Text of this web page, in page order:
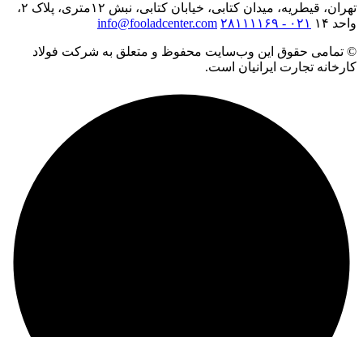
تهران، قیطریه، میدان کتابی، خیابان کتابی، نبش ۱۲متری، پلاک ۲،
واحد ۱۴
۰۲۱ - ۲۸۱۱۱۱۶۹ info@fooladcenter.com
© تمامی حقوق این وب‌سایت محفوظ و متعلق به شرکت فولاد
کارخانه تجارت ایرانیان است.